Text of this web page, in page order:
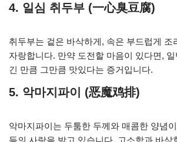
4. 일심 취두부 (一心臭豆腐)
취두부는 겉은 바삭하게, 속은 부드럽게 조
자랑합니다. 만약 도전할 마음이 있다면,
긴 만큼 그만큼 맛있다는 증거입니다.
5. 악마지파이 (恶魔鸡排)
악마지파이는 두툼한 두께와 매콤한 양념
들의 사랑을 받고 있습니다. 고소함과 바삭